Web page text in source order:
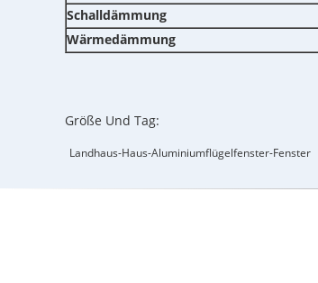
Schalldämmung
Wärmedämmung
Größe Und Tag:
Landhaus-Haus-Aluminiumflügelfenster-Fenster